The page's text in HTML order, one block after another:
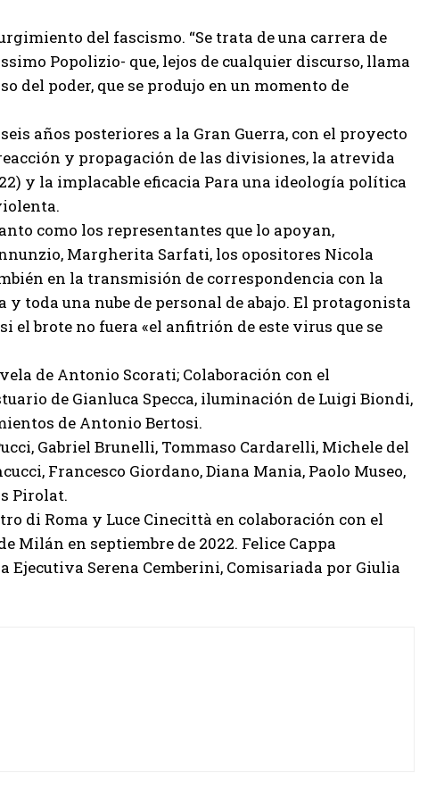
del fascismo. “Se trata de una carrera de
Popolizio- que, lejos de cualquier discurso, llama
del poder, que se produjo en un momento de
años posteriores a la Gran Guerra, con el proyecto
y propagación de las divisiones, la atrevida
y la implacable eficacia Para una ideología política
como los representantes que lo apoyan,
Margherita Sarfati, los opositores Nicola
en la transmisión de correspondencia con la
toda una nube de personal de abajo. El protagonista
el brote no fuera «el anfitrión de este virus que se
de Antonio Scorati; Colaboración con el
de Gianluca Specca, iluminación de Luigi Biondi,
de Antonio Bertosi.
Gabriel Brunelli, Tommaso Cardarelli, Michele del
Francesco Giordano, Diana Mania, Paolo Museo,
Pirolat.
di Roma y Luce Cinecittà en colaboración con el
Milán en septiembre de 2022. Felice Cappa
Serena Cemberini, Comisariada por Giulia